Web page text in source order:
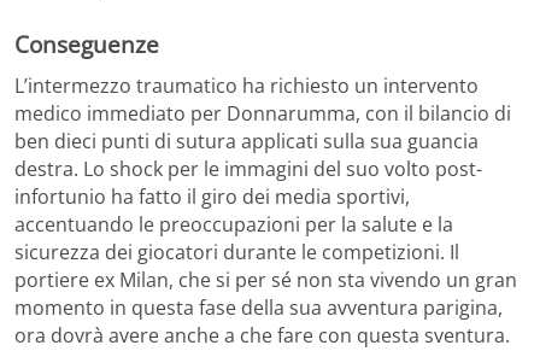
Conseguenze
L’intermezzo traumatico ha richiesto un intervento
medico immediato per Donnarumma, con il bilancio di
ben dieci punti di sutura applicati sulla sua guancia
destra. Lo shock per le immagini del suo volto post-
infortunio ha fatto il giro dei media sportivi,
accentuando le preoccupazioni per la salute e la
sicurezza dei giocatori durante le competizioni. Il
portiere ex Milan, che si per sé non sta vivendo un gran
momento in questa fase della sua avventura parigina,
ora dovrà avere anche a che fare con questa sventura.